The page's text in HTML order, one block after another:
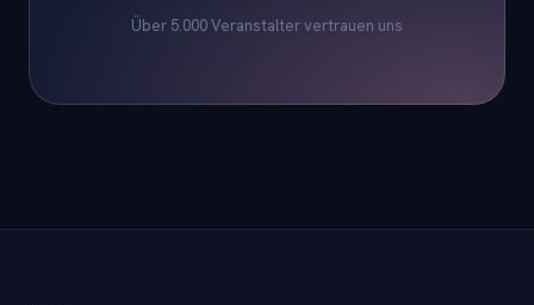
Über 5.000 Veranstalter vertrauen uns